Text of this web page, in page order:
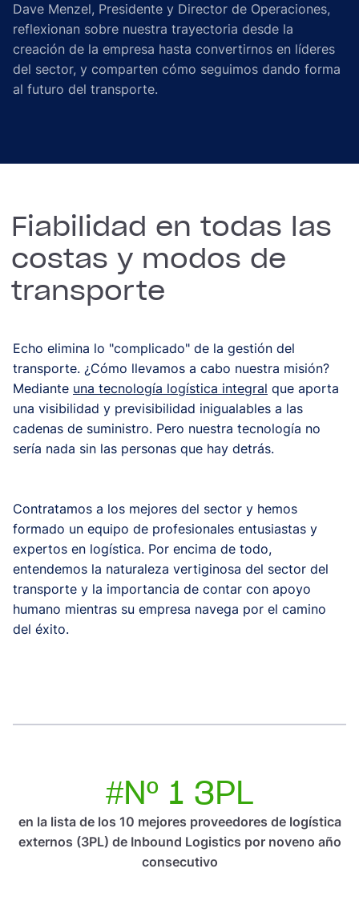
Dave Menzel, Presidente y Director de Operaciones,
reflexionan sobre nuestra trayectoria desde la
creación de la empresa hasta convertirnos en líderes
del sector, y comparten cómo seguimos dando forma
al futuro del transporte.
Fiabilidad en todas las
costas y modos de
transporte
Echo elimina lo "complicado" de la gestión del
transporte. ¿Cómo llevamos a cabo nuestra misión?
Mediante una tecnología logística integral que aporta
una visibilidad y previsibilidad inigualables a las
cadenas de suministro. Pero nuestra tecnología no
sería nada sin las personas que hay detrás.
Contratamos a los mejores del sector y hemos
formado un equipo de profesionales entusiastas y
expertos en logística. Por encima de todo,
entendemos la naturaleza vertiginosa del sector del
transporte y la importancia de contar con apoyo
humano mientras su empresa navega por el camino
del éxito.
#Nº 1 3PL
en la lista de los 10 mejores proveedores de logística
externos (3PL) de Inbound Logistics por noveno año
consecutivo